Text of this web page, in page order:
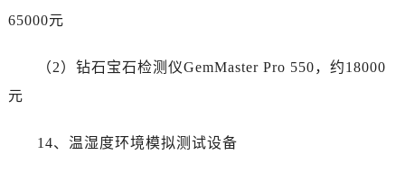
65000元
（2）钻石宝石检测仪GemMaster Pro 550，约18000
元
14、温湿度环境模拟测试设备